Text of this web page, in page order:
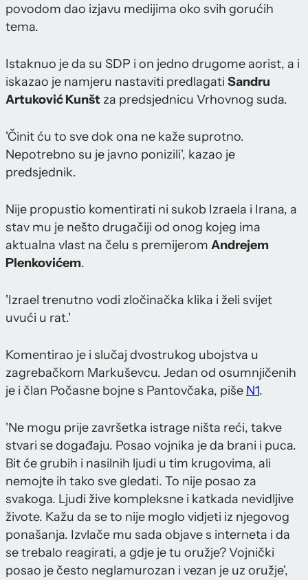
povodom dao izjavu medijima oko svih gorućih
tema.
Istaknuo je da su SDP i on jedno drugome aorist, a i
iskazao je namjeru nastaviti predlagati Sandru
Artuković Kunšt za predsjednicu Vrhovnog suda.
'Činit ću to sve dok ona ne kaže suprotno.
Nepotrebno su je javno ponizili', kazao je
predsjednik.
Nije propustio komentirati ni sukob Izraela i Irana, a
stav mu je nešto drugačiji od onog kojeg ima
aktualna vlast na čelu s premijerom Andrejem
Plenkovićem.
'Izrael trenutno vodi zločinačka klika i želi svijet
uvući u rat.'
Komentirao je i slučaj dvostrukog ubojstva u
zagrebačkom Markuševcu. Jedan od osumnjičenih
je i član Počasne bojne s Pantovčaka, piše N1.
'Ne mogu prije završetka istrage ništa reći, takve
stvari se događaju. Posao vojnika je da brani i puca.
Bit će grubih i nasilnih ljudi u tim krugovima, ali
nemojte ih tako sve gledati. To nije posao za
svakoga. Ljudi žive kompleksne i katkada nevidljive
živote. Kažu da se to nije moglo vidjeti iz njegovog
ponašanja. Izvlače mu sada objave s interneta i da
se trebalo reagirati, a gdje je tu oružje? Vojnički
posao je često neglamurozan i vezan je uz oružje',